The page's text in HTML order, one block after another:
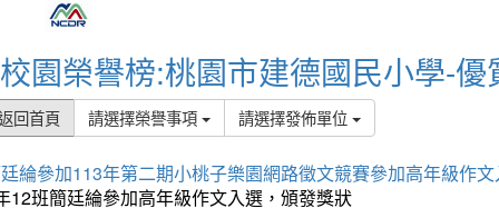
校園榮譽榜:桃園市建德國民小學-優
回首頁 請選擇榮譽事項 請選擇發佈單位
綸參加113年第二期小桃子樂園網路徵文競賽參加高年級作
12班簡廷綸參加高年級作文入選，頒發獎狀